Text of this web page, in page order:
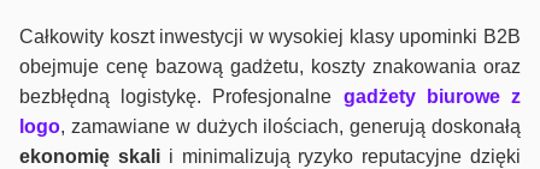
Całkowity koszt inwestycji w wysokiej klasy upominki B2B
obejmuje cenę bazową gadżetu, koszty znakowania oraz
bezbłędną logistykę. Profesjonalne gadżety biurowe z
logo, zamawiane w dużych ilościach, generują doskonałą
ekonomię skalii minimalizują ryzyko reputacyjne dzięki